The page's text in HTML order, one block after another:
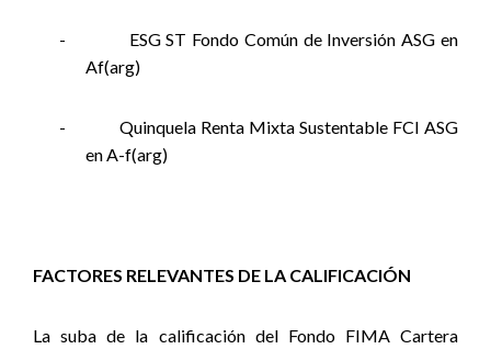
-
ESG ST Fondo Común de Inversión ASG en
Af(arg)
-
Quinquela Renta Mixta Sustentable FCI ASG
en A-f(arg)
FACTORES RELEVANTES DE LA CALIFICACIÓN
La suba de la calificación del Fondo FIMA Cartera